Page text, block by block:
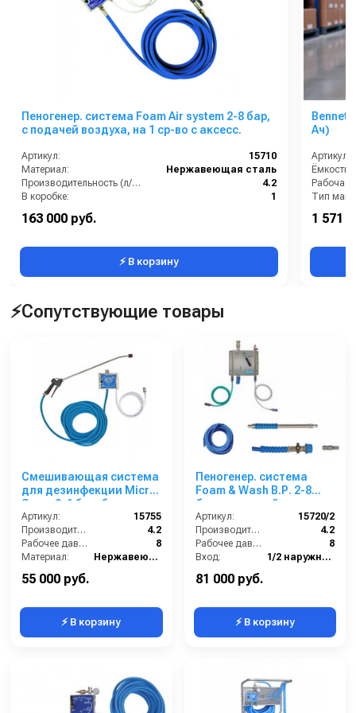
Пеногенер. система Foam Air system 2-8 бар,
с подачей воздуха, на 1 ср-во с аксесс.
Артикул:
15710
Материал:
Нержавеющая сталь
Производительность (л/мин):
4.2
В коробке:
1
Габаритные размеры, мм:
163 000 руб.
⚡ В корзину
Ач)
Артикул:
Тип
1 571
⚡Сопутствующие товары
Смешивающая система
для дезинфекции Micro
Spray 2-6 бар, без
подачи воздуха, на 1 ср-
во с аксесс.
Артикул:
15755
Производительность (л/мин):
4.2
Рабочее давление (бар):
8
Материал:
Нержавеющая сталь
55 000 руб.
⚡ В корзину
Пеногенер. система
Foam & Wash B.Р. 2-8
бар, с подачей воздуха,
на 2 ср-ва 1/2ш.1/2ш. с
аксесс.
Артикул:
15720/2
Производительность (л/мин):
4.2
Рабочее давление (бар):
8
Вход:
1/2 наружняя резьба
81 000 руб.
⚡ В корзину